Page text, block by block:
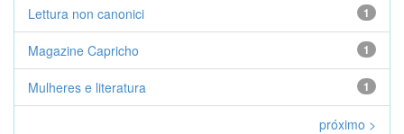
1
Lettura non canonici
1
Magazine Capricho
1
Mulheres e literatura
próximo >